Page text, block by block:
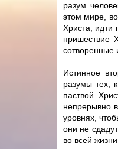
разум
этом мире,
Христа, идти
пришествие
сотворенные
Истинное
разумы тех,
паствой
непрерывно
уровнях,
они не
во всей